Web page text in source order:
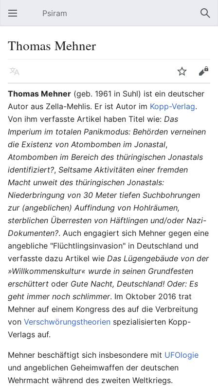
Hauptmenü öffnen Psiram
Thomas Mehner
Sprache Beobachten
Bearbeiten
Thomas Mehner (geb. 1961 in Suhl) ist ein deutscher
Autor aus Zella-Mehlis. Er ist Autor im Kopp-Verlag.
Von ihm verfasste Artikel haben Titel wie: Das
Imperium im totalen Panikmodus: Behörden verneinen
die Existenz von Atombomben im Jonastal,
Atombomben im Bereich des thüringischen Jonastals
identifiziert?, Seltsame Aktivitäten einer fremden
Macht unweit des thüringischen Jonastals:
Niederbringung von 30 Meter tiefen Suchbohrungen
zur (angeblichen) Auffindung von Hohlräumen,
sterblichen Überresten von Häftlingen und/oder Nazi-
Dokumenten?. Auch engagiert sich Mehner gegen eine
angebliche "Flüchtlingsinvasion" in Deutschland und
verfasste dazu Artikel wie Das Lügengebäude von der
»Willkommenskultur« wurde in seinen Grundfesten
erschüttert oder Gute Nacht, Deutschland! Oder: Es
geht immer noch schlimmer. Im Oktober 2016 trat
Mehner auf einem Kongress des auf die Verbreitung
von Verschwörungstheorien spezialisierten Kopp-
Verlags auf.
Mehner beschäftigt sich insbesondere mit UFOlogie
und angeblichen Geheimwaffen der deutschen
Wehrmacht während des zweiten Weltkriegs.